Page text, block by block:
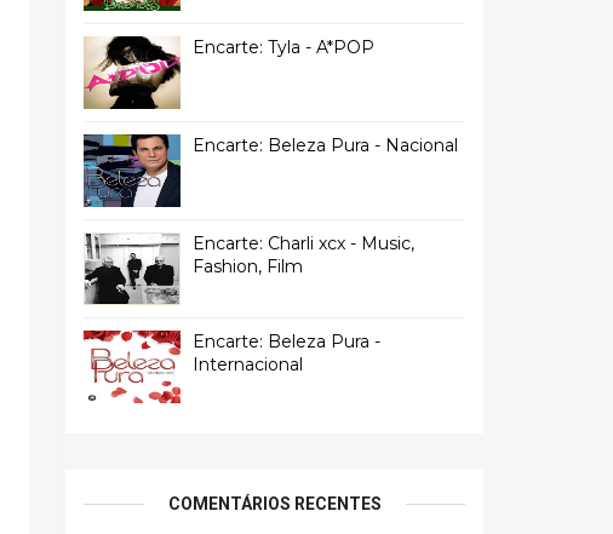
Encarte: Tyla - A*POP
Encarte: Beleza Pura - Nacional
Encarte: Charli xcx - Music,
Fashion, Film
Encarte: Beleza Pura -
Internacional
COMENTÁRIOS RECENTES